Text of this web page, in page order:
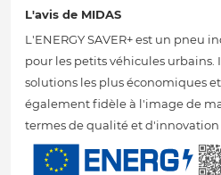
L'avis de MIDAS
L'ENERGY SAVER+ est un
pour les petits véhicules urbains.
solutions les plus économiques
également fidèle à l'image de
termes de qualité et d'innovation